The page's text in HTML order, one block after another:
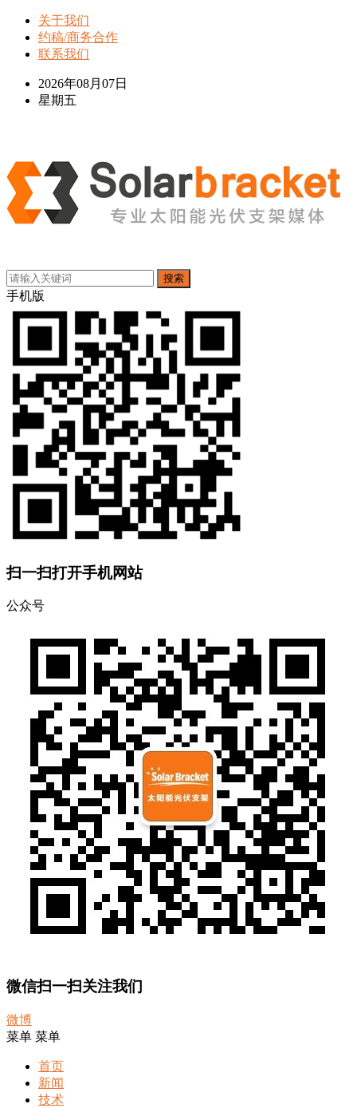
关于我们
约稿/商务合作
联系我们
2026年08月07日
星期五
搜索
手机版
扫一扫打开手机网站
公众号
微信扫一扫关注我们
微博
菜单 菜单
首页
新闻
技术